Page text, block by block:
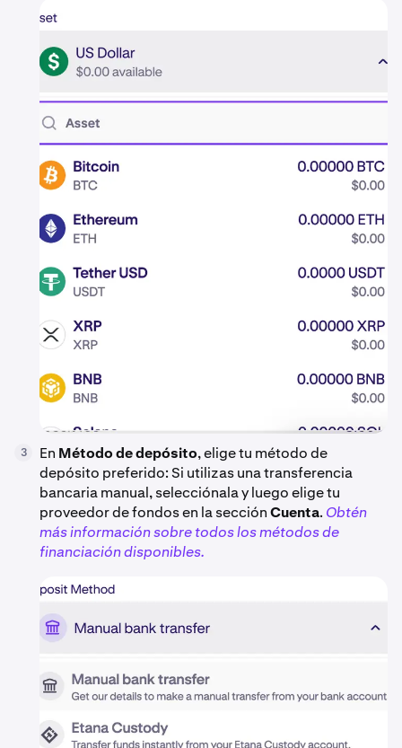
3 En Método de depósito, elige tu método de
depósito preferido: Si utilizas una transferencia
bancaria manual, selecciónala y luego elige tu
proveedor de fondos en la secciónCuenta. Obtén
más información sobre todos los métodos de
financiación disponibles.